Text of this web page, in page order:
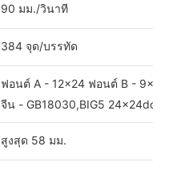
90 มม./วินาที
384 จุด/บรรทัด
ฟอนต์ A - 12x24 ฟอนต์ B - 9x17
จีน - GB18030,BIG5 24x24dots
สูงสุด 58 มม.